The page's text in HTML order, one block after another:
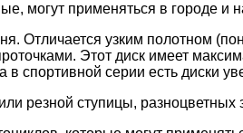
могут применяться в городе и
Отличается узким полотном
Этот диск имеет
спортивной серии есть диски
резной ступицы, разноцветных